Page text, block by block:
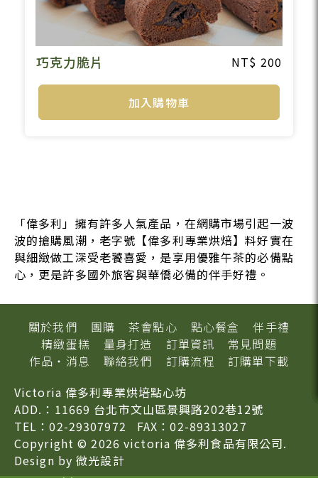
巧克力脆片 200
加入購物車
「偉多利」擁有許多人氣產品，在網購市場引起一波
波的搶購風潮，老字號【偉多利專業烘焙】料好實在
與細緻做工深受老饕喜愛，是享用優雅午茶的必備點
心，更是許多國外旅客與華僑必備的伴手好禮。
關於我們 團購 茶會點心 點心餐盒
伴手禮
精緻蛋糕
量身打造 訂單資訊
常見問題
作品‧消息
聯絡我們 訂購流程
訂購單下載
Victoria 偉多利專業烘培點心坊
ADD.：11669 台北市文山區景興路202巷12號
TEL：02-29307972
FAX：02-89313027
Copyright © 2026 victoria 偉多利食品有限公司.
Design by微光設計